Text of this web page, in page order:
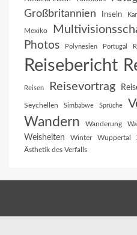
Großbritannien Inseln
Mexiko
Photos Polynesien Portugal
Reisebericht
Reisen Reisevortrag
Seychellen Simbabwe Sprüche
Wandern Wanderung
Weisheiten Winter Wuppertal
Ästhetik des Verfalls